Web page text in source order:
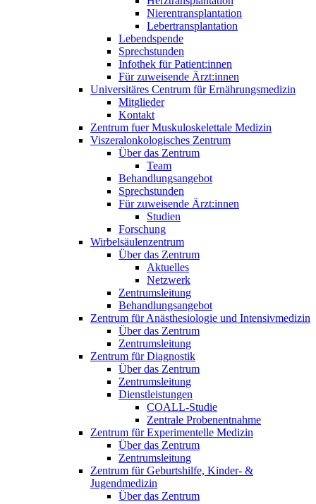
Nierentransplantation
Lebertransplantation
Lebendspende
Sprechstunden
Infothek für Patient:innen
Für zuweisende Ärzt:innen
Universitäres Centrum für Ernährungsmedizin
Mitglieder
Kontakt
Zentrum fuer Muskuloskelettale Medizin
Viszeral­onkologisches Zentrum
Über das Zentrum
Team
Behandlungsangebot
Sprechstunden
Für zuweisende Ärzt:innen
Studien
Forschung
Wirbelsäulenzentrum
Über das Zentrum
Aktuelles
Netzwerk
Zentrumsleitung
Behandlungsangebot
Zentrum für Anästhesiologie und Intensivmedizin
Über das Zentrum
Zentrumsleitung
Zentrum für Diagnostik
Über das Zentrum
Zentrumsleitung
Dienstleistungen
COALL-Studie
Zentrale Probenentnahme
Zentrum für Experimentelle Medizin
Über das Zentrum
Zentrumsleitung
Zentrum für Geburtshilfe, Kinder- &
Jugendmedizin
Über das Zentrum